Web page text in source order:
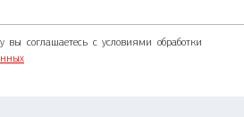
соглашаетесь с условиями обработки